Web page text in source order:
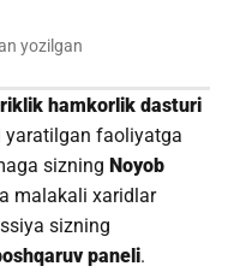
yozilgan
hamkorlik dasturi
faoliyatga
sizning Noyob
malakali xaridlar
sizning
paneli.